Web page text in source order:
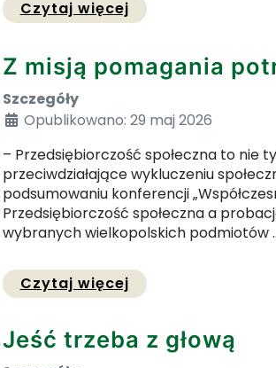
Czytaj więcejPrzejdź do
Z misją pomagania
Szczegóły
Opublikowano: 29 maj 2026
– Przedsiębiorczość społeczna to nie
przeciwdziałające wykluczeniu
podsumowaniu konferencji
Przedsiębiorczość społeczna a
wybranych wielkopolskich podmiotów
Czytaj więcejPrzejdź do
Jeść trzeba z głową